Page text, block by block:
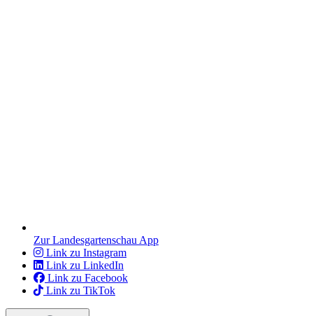
Zur Landesgartenschau App
Link zu Instagram
Link zu LinkedIn
Link zu Facebook
Link zu TikTok